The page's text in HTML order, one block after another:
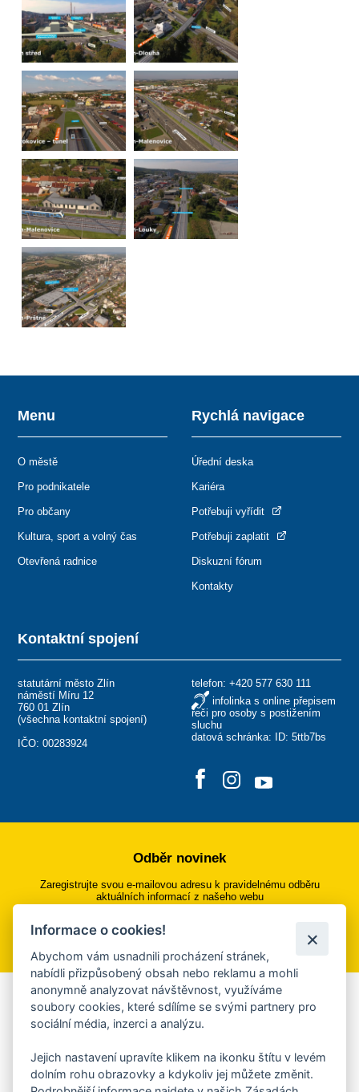
Kontaktní spojení
statutární město Zlín
náměstí Míru 12
760 01 Zlín
(všechna kontaktní spojení)
IČO: 00283924
telefon: +420 577 630 111
infolinka s online přepisem
řeči pro osoby s postižením
sluchu
datová schránka: ID: 5ttb7bs
Menu
O městě
Pro podnikatele
Pro občany
Kultura, sport a volný čas
Otevřená radnice
Rychlá navigace
Úřední deska
Kariéra
Potřebuji vyřídit
Potřebuji zaplatit
Diskuzní fórum
Kontakty
Odběr novinek
Zaregistrujte svou e-mailovou adresu k pravidelnému odběru
aktuálních informací z našeho webu
Přihlásit se k odběru
Aplikace Mobilní rozhlas
Chcete dostávat do svého mobilu či mailu upozornění na
ankety, pozvánky na kulturní a sportovní akce?
Více informací o aplikaci
Informace o cookies!
Abychom vám usnadnili procházení stránek,
nabídli přizpůsobený obsah nebo reklamu a mohli
anonymně analyzovat návštěvnost, využíváme
soubory cookies, které sdílíme se svými partnery pro
sociální média, inzerci a analýzu.
Jejich nastavení upravíte klikem na ikonku štítu v levém
dolním rohu obrazovky a kdykoliv jej můžete změnit.